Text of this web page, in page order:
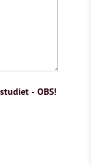
- OBS!